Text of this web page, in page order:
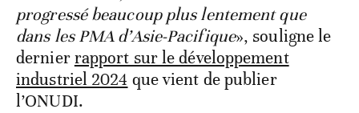
progressé beaucoup plus lentement que
dans les PMA d’Asie-Pacifique», souligne le
dernierrapport sur le développement
industriel 2024 que vient de publier
l’ONUDI.